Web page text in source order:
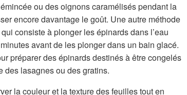
ou des oignons caramélisés pendant la
encore davantage le goût. Une autre méthode
consiste à plonger les épinards dans l’eau
avant de les plonger dans un bain glacé.
préparer des épinards destinés à être congelés
des lasagnes ou des gratins.
la couleur et la texture des feuilles tout en